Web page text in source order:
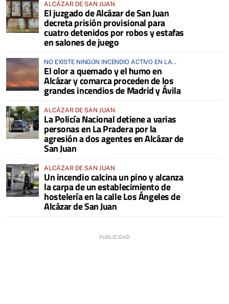
ALCÁZAR DE SAN JUAN
El juzgado de Alcázar de San Juan
decreta prisión provisional para
cuatro detenidos por robos y estafas
en salones de juego
NO EXISTE NINGÚN INCENDIO ACTIVO EN LA
COMARCA
El olor a quemado y el humo en
Alcázar y comarca proceden de los
grandes incendios de Madrid y Ávila
ALCÁZAR DE SAN JUAN
La Policía Nacional detiene a varias
personas en La Pradera por la
agresión a dos agentes en Alcázar de
San Juan
ALCÁZAR DE SAN JUAN
Un incendio calcina un pino y alcanza
la carpa de un establecimiento de
hostelería en la calle Los Ángeles de
Alcázar de San Juan